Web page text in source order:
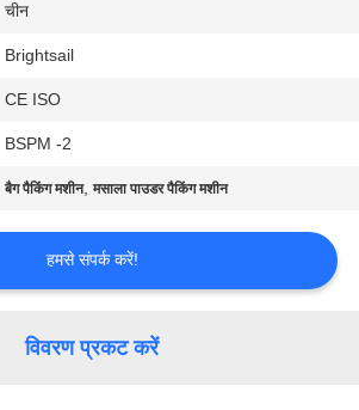
चीन
Brightsail
CE ISO
BSPM -2
बैग पैकिंग मशीन,मसाला पाउडर पैकिंग मशीन
हमसे संपर्क करें!
विवरण प्रकट करें